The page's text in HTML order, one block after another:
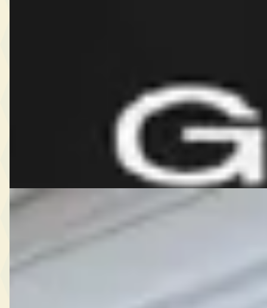
2007 · 223.388 km · Diesel · Handgeschakeld
· Gouderak
Chrysler Grand
v.a. € 84/mnd